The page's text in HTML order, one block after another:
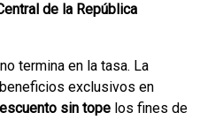
de la República
termina en la tasa. La
exclusivos en
sin tope los fines de